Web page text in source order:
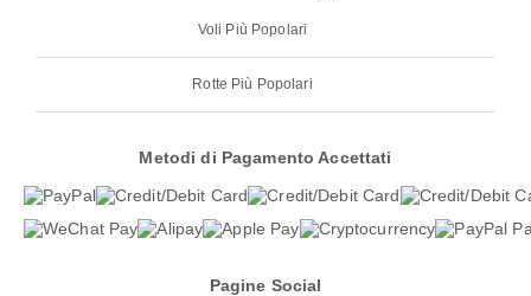
Voli Più Popolari
Rotte Più Popolari
Metodi di Pagamento Accettati
Pagine Social